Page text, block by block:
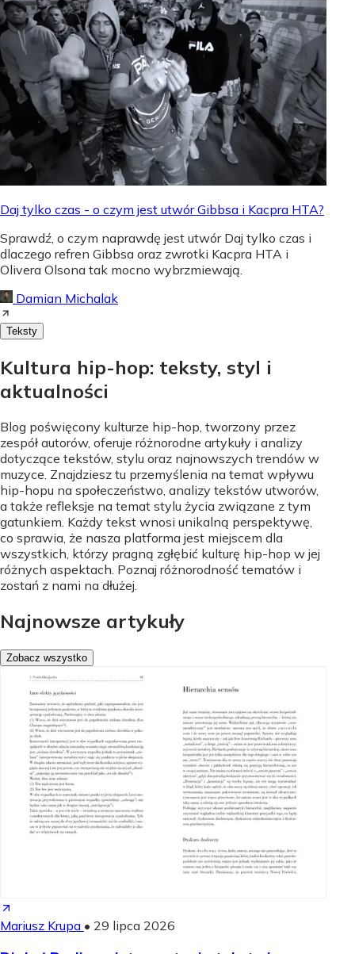
Daj tylko czas - o czym jest utwór Gibbsa i Kacpra HTA?
Sprawdź, o czym naprawdę jest utwór Daj tylko czas i
dlaczego refren Gibbsa oraz zwrotki Kacpra HTA i
Olivera Olsona tak mocno wybrzmiewają.
Damian Michalak
Teksty
Kultura hip-hop: teksty, styl i
aktualności
Blog poświęcony kulturze hip-hop, tworzony przez
zespół autorów, oferuje różnorodne artykuły i analizy
dotyczące tekstów, stylu oraz najnowszych trendów w
muzyce. Znajdziesz tu przemyślenia na temat wpływu
hip-hopu na społeczeństwo, analizy tekstów utworów,
a także refleksje na temat stylu życia związane z tym
gatunkiem. Każdy tekst wnosi unikalną perspektywę,
co sprawia, że nasza platforma jest miejscem dla
wszystkich, którzy pragną zgłębić kulturę hip-hop w jej
różnych aspektach. Poznaj różnorodność tematów i
zostań z nami na dłużej.
Najnowsze artykuły
Zobacz wszystko
Mariusz Krupa • 29 lipca 2026